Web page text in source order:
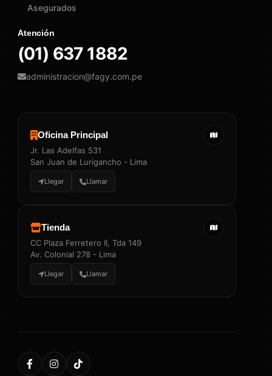
Asegurados
Atención
(01) 637 1882
administracion@fagy.com.pe
Oficina Principal
Jr. Las Adelfas 531
San Juan de Lurigancho - Lima
Llegar Llamar
Tienda
CC Plaza Ferretero II, Tda 149
Av. Colonial 278 - Lima
Llegar Llamar